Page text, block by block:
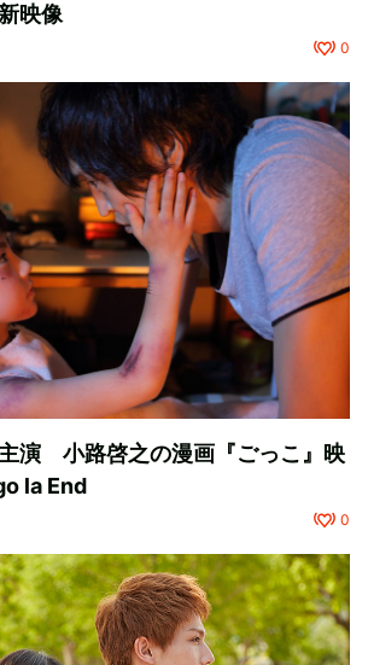
映像
0
演 小路啓之の漫画『ごっこ』映
la End
0